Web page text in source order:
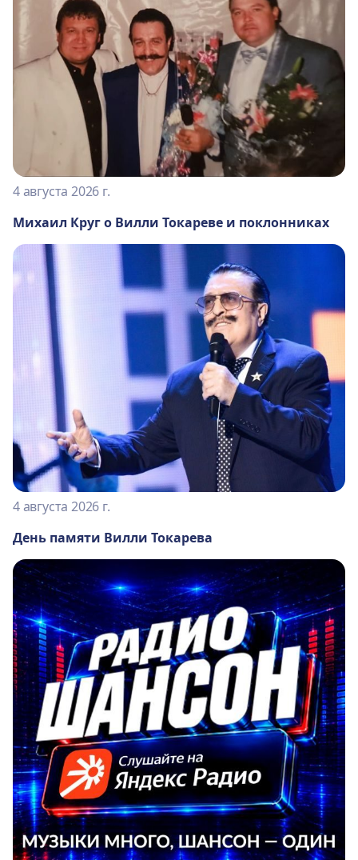
4 августа 2026 г.
Михаил Круг о Вилли Токареве и поклонниках
4 августа 2026 г.
День памяти Вилли Токарева